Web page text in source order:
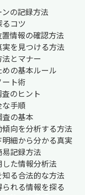
の記録方法
コツ
情報の確認方法
を見つける方法
とマナー
の基本ルール
ト術
のヒント
手順
の基本
向を分析する方法
細から分かる真実
記録方法
た情報分析法
る合法的な方法
れる情報を探る